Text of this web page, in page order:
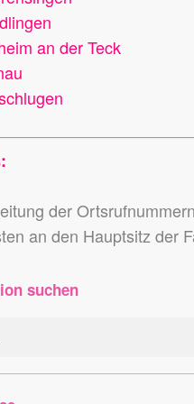
an der Teck
der
an den Hauptsitz der
suchen